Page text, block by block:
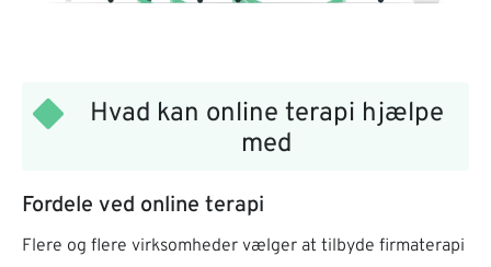
Hvad kan online terapi hjælpe
med
Fordele ved online terapi
Flere og flere virksomheder vælger at tilbyde firmaterapi